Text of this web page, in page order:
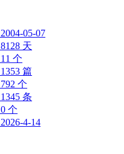
05-07
天
个
篇
个
条
个
4-14